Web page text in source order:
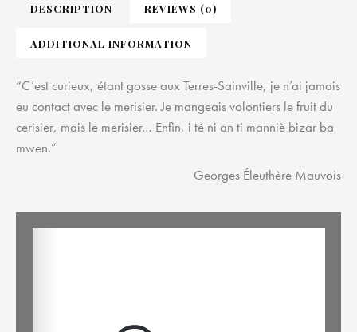
DESCRIPTION REVIEWS (0)
ADDITIONAL INFORMATION
“C’est curieux, étant gosse aux Terres-Sainville, je n’ai jamais
eu contact avec le merisier. Je mangeais volontiers le fruit du
cerisier, mais le merisier… Enfin, i té ni an ti manniè bizar ba
mwen.”
Georges Éleuthère Mauvois